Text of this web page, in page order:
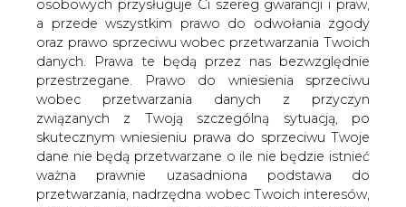
przestrzegane. Prawo do wniesienia sprzeciwu
wobec przetwarzania danych z przyczyn
związanych z Twoją szczególną sytuacją, po
skutecznym wniesieniu prawa do sprzeciwu Twoje
dane nie będą przetwarzane o ile nie będzie istnieć
ważna prawnie uzasadniona podstawa do
przetwarzania, nadrzędna wobec Twoich interesów,
praw i wolności lub podstawa do ustalenia,
dochodzenia lub obrony roszczeń. Twoje dane nie
będą przetwarzane w celu marketingu własnego
po zgłoszeniu sprzeciwu. Jeżeli więc nie zgadzasz
maklerzy. Baryłka lekkiej słodkiej ropy
West Texas Intermediate, w dostawach
na listopad na giełdzie paliw NYMEX w
Nowym Jorku drożeje o 1 USD do 90,33
USD.
Brent w dostawach na listopad na giełdzie paliw ICE
Futures Europe w Londynie zwyżkuje o 83 centy do
112,65 USD za baryłkę.
W ciągu poprzednich dwóch sesji ropa w Nowym Jorku